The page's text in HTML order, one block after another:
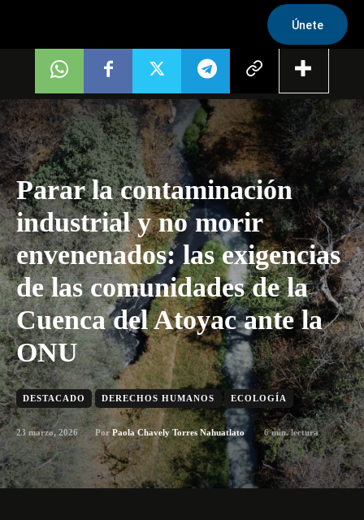
Únete
Parar la contaminación
industrial y no morir
envenenados: las exigencias
de las comunidades de la
Cuenca del Atoyac ante la
ONU
DESTACADO DERECHOS HUMANOS ECOLOGÍA
23 marzo, 2026 Por Paola Chavely Torres Nahuatlato 6min. lectura